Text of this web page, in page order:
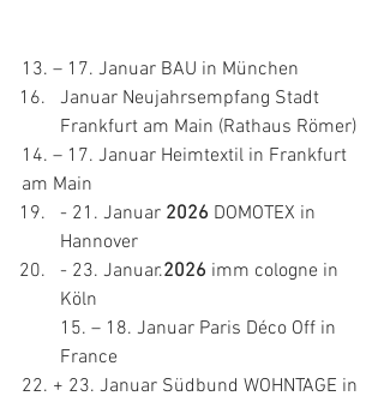
13. – 17. Januar BAU in München
Januar Neujahrsempfang Stadt
Frankfurt am Main (Rathaus Römer)
14. – 17. Januar Heimtextil in Frankfurt
am Main
- 21. Januar 2026 DOMOTEX in
Hannover
- 23. Januar.2026 imm cologne in
Köln
15. – 18. Januar Paris Déco Off in
France
22. + 23. Januar Südbund WOHNTAGE in